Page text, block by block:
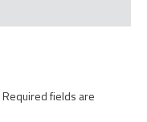
Required fields are